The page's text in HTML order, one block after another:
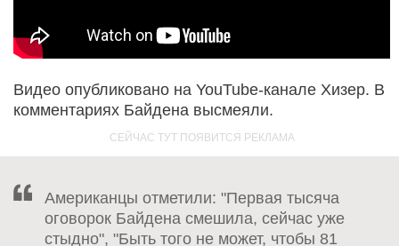
Видео опубликовано на YouTube-канале Хизер. В
комментариях Байдена высмеяли.
Американцы отметили: "Первая тысяча
оговорок Байдена смешила, сейчас уже
стыдно", "Быть того не может, чтобы 81